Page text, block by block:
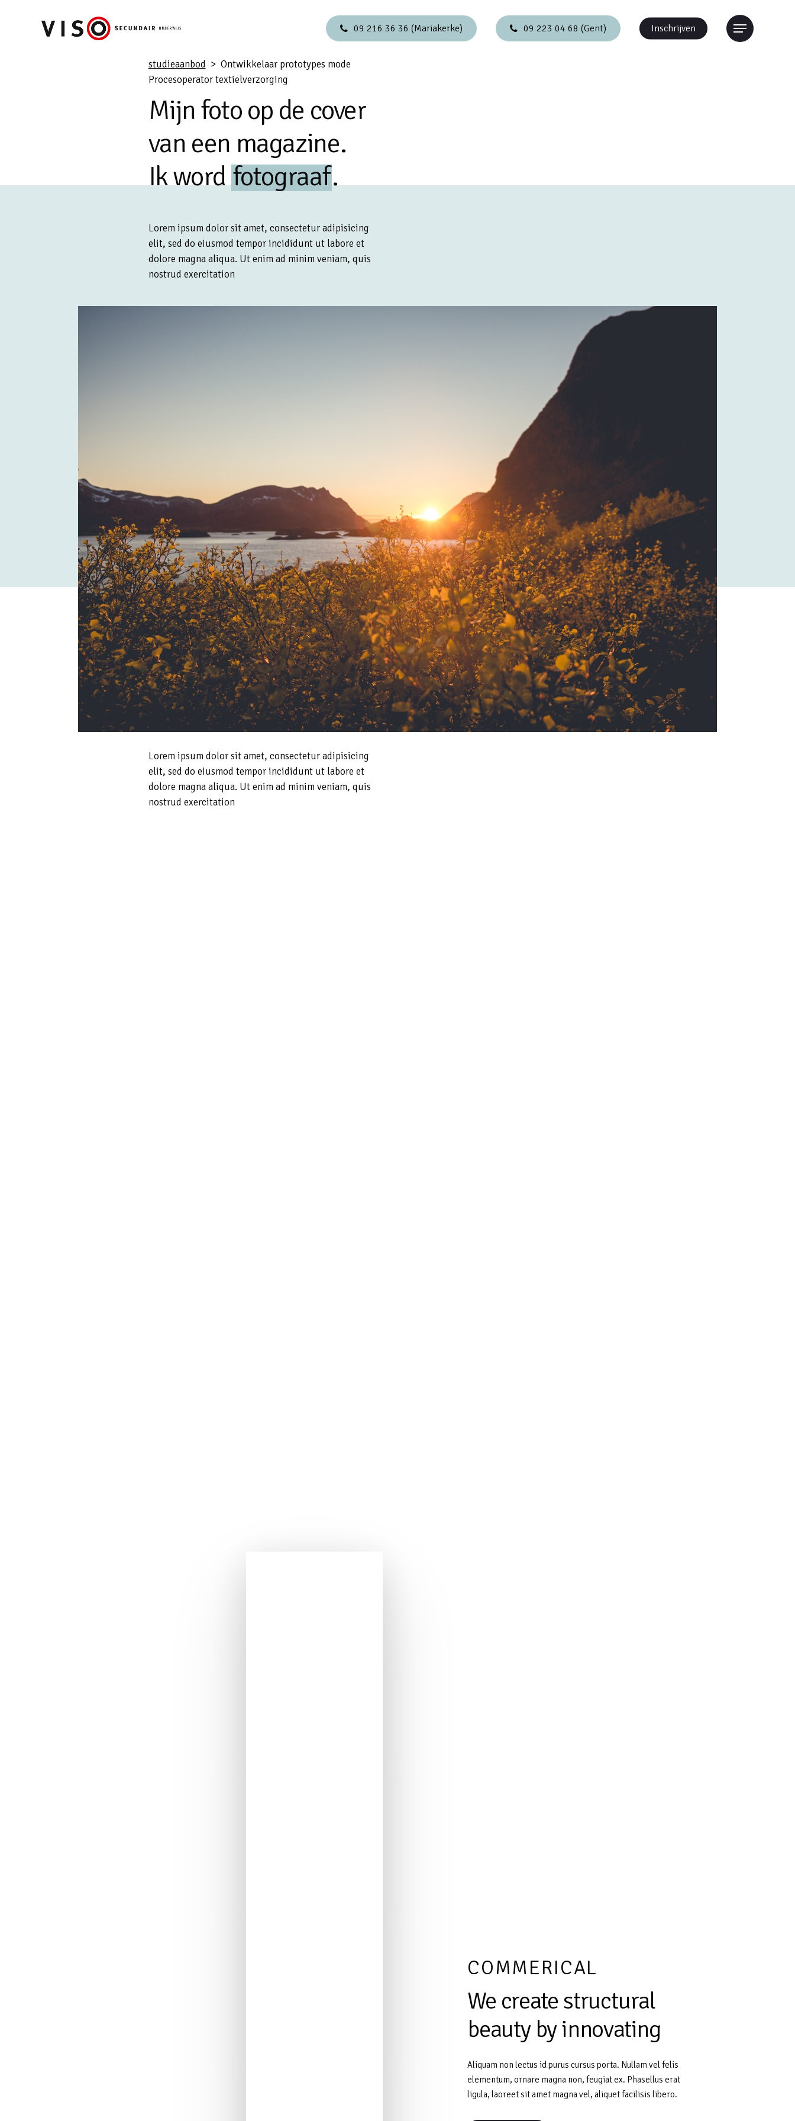
09 216 36 36 (Mariakerke) 09 223 04 68 (Gent) Inschrijven Menu
studieaanbod > Ontwikkelaar prototypes mode
Procesoperator textielverzorging
Mijn foto op de cover
van een magazine.
Ik wordfotograaf.
Lorem ipsum dolor sit amet, consectetur adipisicing
elit, sed do eiusmod tempor incididunt ut labore et
dolore magna aliqua. Ut enim ad minim veniam, quis
nostrud exercitation
Lorem ipsum dolor sit amet, consectetur adipisicing
elit, sed do eiusmod tempor incididunt ut labore et
dolore magna aliqua. Ut enim ad minim veniam, quis
nostrud exercitation
COMMERICAL
We create structural
beauty byinnovating
Aliquam non lectus id purus cursus porta. Nullam vel felis
elementum, ornare magna non, feugiat ex. Phasellus erat
ligula, laoreet sit amet magna vel, aliquet facilisis libero.